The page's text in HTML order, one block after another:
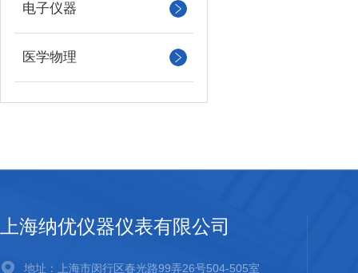
电子仪器
医学物理
上海纳优仪器仪表有限公司
地址：上海市闵行区春光路99弄26号504-505室